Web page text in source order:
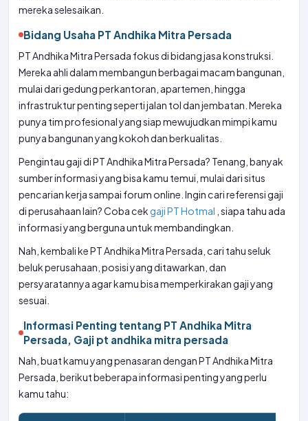
mereka selesaikan.
Bidang Usaha PT Andhika Mitra Persada
PT Andhika Mitra Persada fokus di bidang jasa konstruksi.
Mereka ahli dalam membangun berbagai macam bangunan,
mulai dari gedung perkantoran, apartemen, hingga
infrastruktur penting seperti jalan tol dan jembatan. Mereka
punya tim profesional yang siap mewujudkan mimpi kamu
punya bangunan yang kokoh dan berkualitas.
Pengintau gaji di PT Andhika Mitra Persada? Tenang, banyak
sumber informasi yang bisa kamu temui, mulai dari situs
pencarian kerja sampai forum online. Ingin cari referensi gaji
di perusahaan lain? Coba cek gaji PT Hotmal , siapa tahu ada
informasi yang berguna untuk membandingkan.
Nah, kembali ke PT Andhika Mitra Persada, cari tahu seluk
beluk perusahaan, posisi yang ditawarkan, dan
persyaratannya agar kamu bisa memperkirakan gaji yang
sesuai.
Informasi Penting tentang PT Andhika Mitra
Persada, Gaji pt andhika mitra persada
Nah, buat kamu yang penasaran dengan PT Andhika Mitra
Persada, berikut beberapa informasi penting yang perlu
kamu tahu: